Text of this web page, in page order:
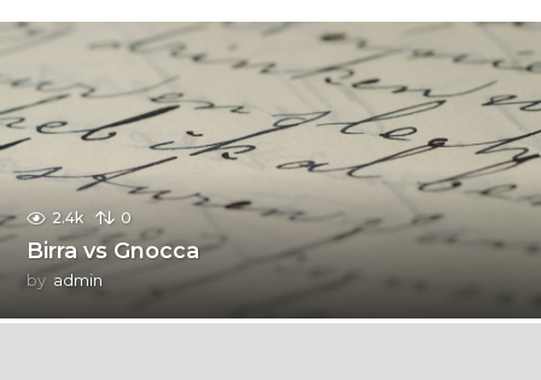
2.4k 0
Birra vs Gnocca
by admin